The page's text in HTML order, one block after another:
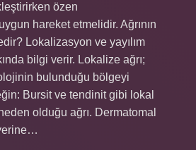
özen
hareket etmelidir. Ağrının
Lokalizasyon ve yayılım
bilgi verir. Lokalize ağrı;
bulunduğu bölgeyi
Bursit ve tendinit gibi lokal
olduğu ağrı. Dermatomal